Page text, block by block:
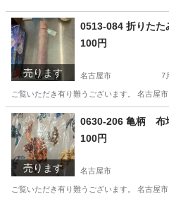
売ります
0513-084 折りたた
100円
名古屋市 7
ご覧いただき有り難うございます。 名古
愛知 名古屋市 リユース
売ります
0630-206 亀柄
100円
名古屋市
ご覧いただき有り難うございます。 名古